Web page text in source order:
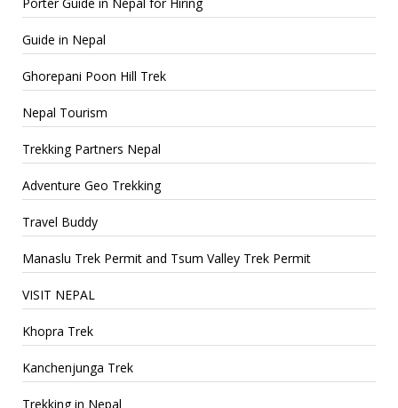
Guide in Nepal
Ghorepani Poon Hill Trek
Nepal Tourism
Trekking Partners Nepal
Adventure Geo Trekking
Travel Buddy
Manaslu Trek Permit and Tsum Valley Trek Permit
VISIT NEPAL
Khopra Trek
Kanchenjunga Trek
Trekking in Nepal